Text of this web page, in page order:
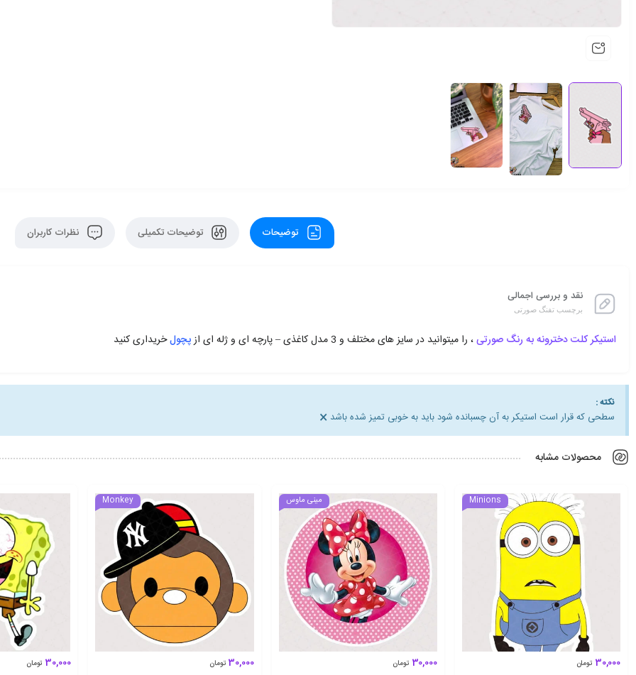
توضیحات توضیحات تکمیلی نظرات کاربران
نقد و بررسی اجمالی
برچسب تفنگ صورتی
استیکر کلت دخترونه به رنگ صورتی، را میتوانید در سایز های مختلف و 3 مدل کاغذی – پارچه ای و ژله ای از پچولخریداری کنید
نکته :
سطحی که قرار است استیکر به آن چسبانده شود باید به خوبی تمیز شده باشد ×
محصولات مشابه
Minions
30,000 تومان
مینی ماوس
30,000 تومان
Monkey
30,000 تومان 30,000 تومان